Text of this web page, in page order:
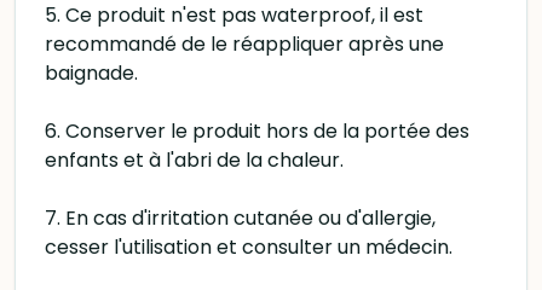
5. Ce produit n'est pas waterproof, il est
recommandé de le réappliquer après une
baignade.
6. Conserver le produit hors de la portée des
enfants et à l'abri de la chaleur.
7. En cas d'irritation cutanée ou d'allergie,
cesser l'utilisation et consulter un médecin.